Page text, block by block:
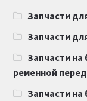
Запчасти
Запчасти
Запчасти на
ременной
Запчасти на